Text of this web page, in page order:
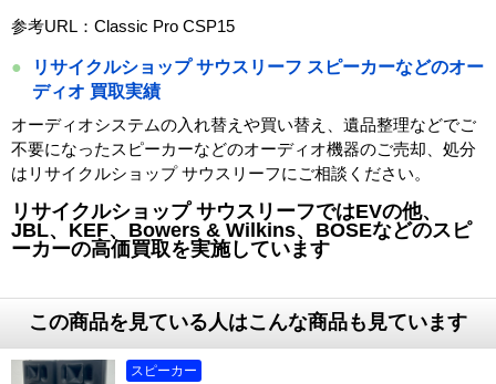
参考URL：Classic Pro CSP15
リサイクルショップ サウスリーフ スピーカーなどのオー
ディオ 買取実績
オーディオシステムの入れ替えや買い替え、遺品整理などでご
不要になったスピーカーなどのオーディオ機器のご売却、処分
はリサイクルショップ サウスリーフにご相談ください。
リサイクルショップ サウスリーフではEVの他、
JBL、KEF、Bowers & Wilkins、BOSEなどのスピ
ーカーの高価買取を実施しています
この商品を見ている人はこんな商品も見ています
スピーカー